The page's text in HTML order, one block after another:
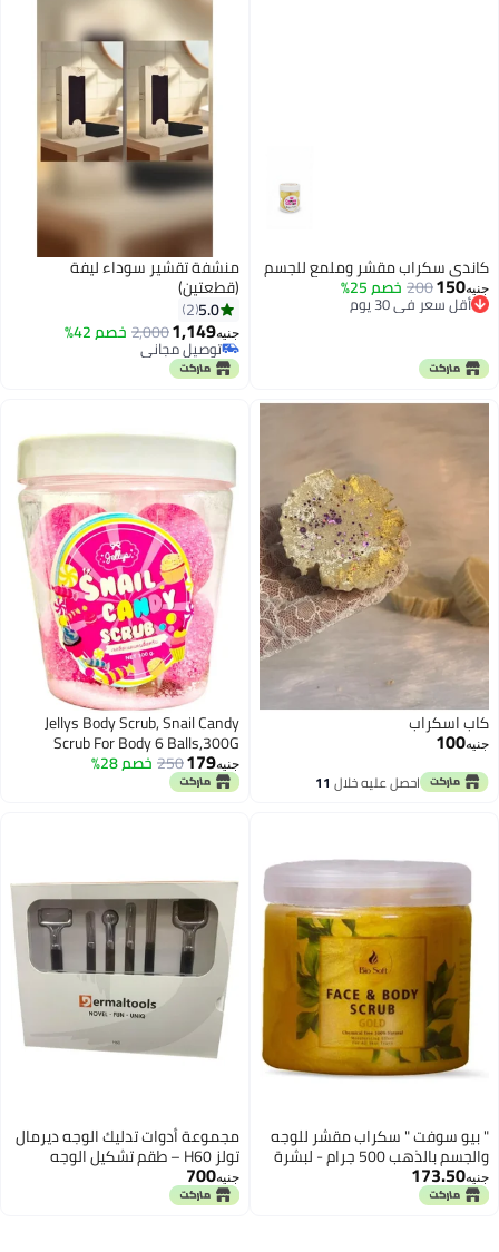
كاندي سكراب مقشر وملمع للجسم
جنيه150
200 خصم 25%
أقل سعر في 30 يوم
أقل سعر في 30 يوم
منشفة تقشير سوداء ليفة
(قطعتين)
5.0
2
جنيه1,149
2,000خصم 42%
توصيل مجاني
توصيل مجاني
كاب اسكراب
جنيه100
احصل عليه خلال 11
Jellys Body Scrub, Snail Candy
Scrub For Body 6 Balls,300G
جنيه179
250 خصم 28%
" بيو سوفت " سكراب مقشر للوجه
والجسم بالذهب 500 جرام - لبشرة
متجددة أكثر إشراقا
جنيه173.50
مجموعة أدوات تدليك الوجه ديرمال
تولز H60 – طقم تشكيل الوجه
والاسترخاء من 6 قطع
جنيه700